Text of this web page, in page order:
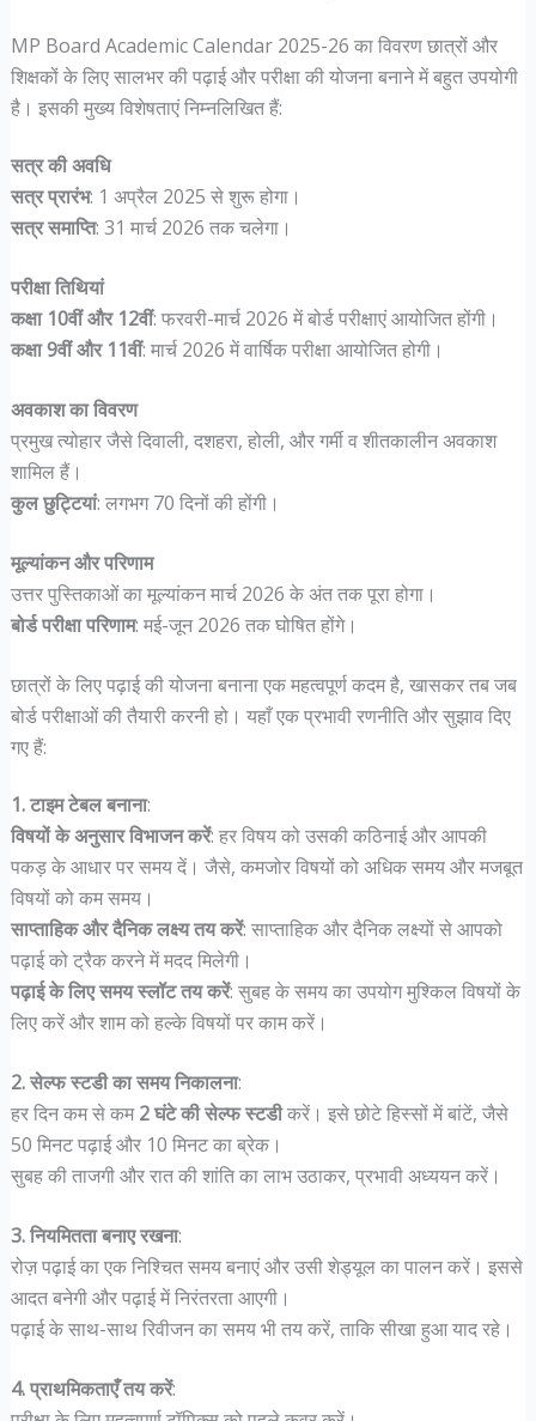
MP Board Academic Calendar 2025-26 का विवरण छात्रों और
शिक्षकों के लिए सालभर की पढ़ाई और परीक्षा की योजना बनाने में बहुत उपयोगी
है। इसकी मुख्य विशेषताएं निम्नलिखित हैं:
सत्र की अवधि
सत्र प्रारंभ: 1 अप्रैल 2025 से शुरू होगा।
सत्र समाप्ति: 31 मार्च 2026 तक चलेगा।
परीक्षा तिथियां
कक्षा 10वीं और 12वीं: फरवरी-मार्च 2026 में बोर्ड परीक्षाएं आयोजित होंगी।
कक्षा 9वीं और 11वीं: मार्च 2026 में वार्षिक परीक्षा आयोजित होगी।
अवकाश का विवरण
प्रमुख त्योहार जैसे दिवाली, दशहरा, होली, और गर्मी व शीतकालीन अवकाश
शामिल हैं।
कुल छुट्टियां: लगभग 70 दिनों की होंगी।
मूल्यांकन और परिणाम
उत्तर पुस्तिकाओं का मूल्यांकन मार्च 2026 के अंत तक पूरा होगा।
बोर्ड परीक्षा परिणाम: मई-जून 2026 तक घोषित होंगे।
छात्रों के लिए पढ़ाई की योजना बनाना एक महत्वपूर्ण कदम है, खासकर तब जब
बोर्ड परीक्षाओं की तैयारी करनी हो। यहाँ एक प्रभावी रणनीति और सुझाव दिए
गए हैं:
1. टाइम टेबल बनाना:
विषयों के अनुसार विभाजन करें: हर विषय को उसकी कठिनाई और आपकी
पकड़ के आधार पर समय दें। जैसे, कमजोर विषयों को अधिक समय और मजबूत
विषयों को कम समय।
साप्ताहिक और दैनिक लक्ष्य तय करें: साप्ताहिक और दैनिक लक्ष्यों से आपको
पढ़ाई को ट्रैक करने में मदद मिलेगी।
पढ़ाई के लिए समय स्लॉट तय करें: सुबह के समय का उपयोग मुश्किल विषयों के
लिए करें और शाम को हल्के विषयों पर काम करें।
2. सेल्फ स्टडी का समय निकालना:
हर दिन कम से कम2 घंटे की सेल्फ स्टडीकरें। इसे छोटे हिस्सों में बांटें, जैसे
50 मिनट पढ़ाई और 10 मिनट का ब्रेक।
सुबह की ताजगी और रात की शांति का लाभ उठाकर, प्रभावी अध्ययन करें।
3. नियमितता बनाए रखना:
रोज़ पढ़ाई का एक निश्चित समय बनाएं और उसी शेड्यूल का पालन करें। इससे
आदत बनेगी और पढ़ाई में निरंतरता आएगी।
पढ़ाई के साथ-साथ रिवीजन का समय भी तय करें, ताकि सीखा हुआ याद रहे।
4. प्राथमिकताएँ तय करें: